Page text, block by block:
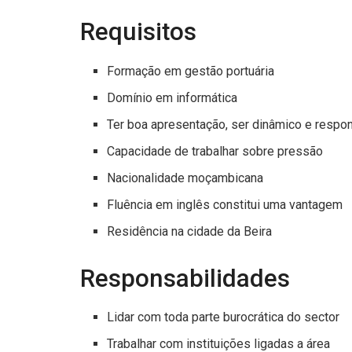
Requisitos
Formação em gestão portuária
Domínio em informática
Ter boa apresentação, ser dinâmico e
Capacidade de trabalhar sobre pressão
Nacionalidade moçambicana
Fluência em inglês constitui uma vantagem
Residência na cidade da Beira
Responsabilidades
Lidar com toda parte burocrática do sector
Trabalhar com instituições ligadas a área